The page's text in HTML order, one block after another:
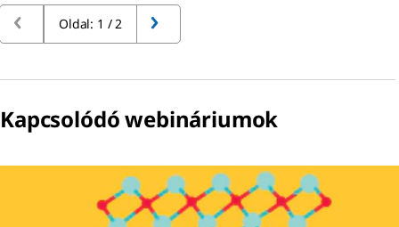
Oldal: 1 / 2
Kapcsolódó webináriumok